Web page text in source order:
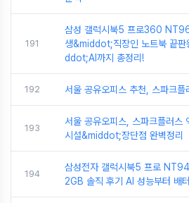
191
삼성 갤럭시북5 프로360
생&middot;직장인 노트북 끝
ddot;AI까지 총정리!
192 서울 공유오피스 추천, 스파크
193
서울 공유오피스, 스파크플러
시설&middot;장단점 완벽정리
194
삼성전자 갤럭시북5 프로
2GB 솔직 후기 AI 성능부터 배